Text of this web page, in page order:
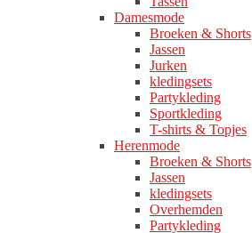
Damesmode
Broeken & Shorts
Jassen
Jurken
kledingsets
Partykleding
Sportkleding
T-shirts & Topjes
Herenmode
Broeken & Shorts
Jassen
kledingsets
Overhemden
Partykleding